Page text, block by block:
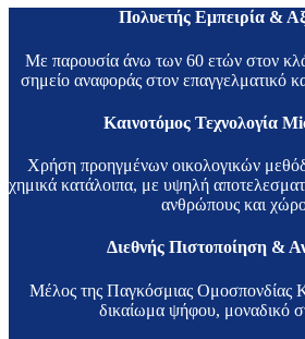
Πολυετής Εμπειρία &
Με παρουσία άνω των 60 ετών στον
σημείο αναφοράς στον επαγγελματικό
Καινοτόμος Τεχνολογία
Χρήση προηγμένων οικολογικών
χημικά κατάλοιπα, με υψηλή
ανθρώπους και
Διεθνής Πιστοποίηση &
Μέλος της Παγκόσμιας Ομοσπονδίας
δικαίωμα ψήφου, μοναδικό